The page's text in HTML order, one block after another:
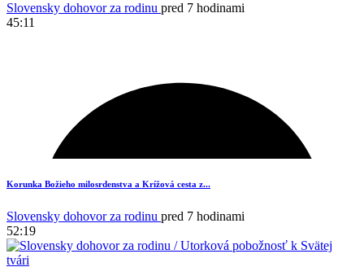
Slovensky dohovor za rodinu pred 7 hodinami
45:11
Korunka Božieho milosrdenstva a Krížová cesta z...
Slovensky dohovor za rodinu pred 7 hodinami
52:19